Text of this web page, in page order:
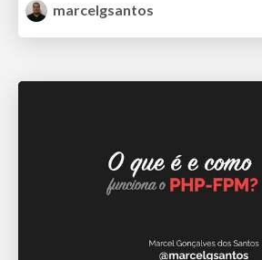
marcelgsantos